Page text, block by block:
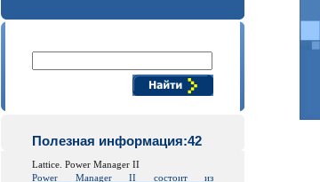
Полезная информация:42
Lattice. Power Manager II
Power Manager II состоит из